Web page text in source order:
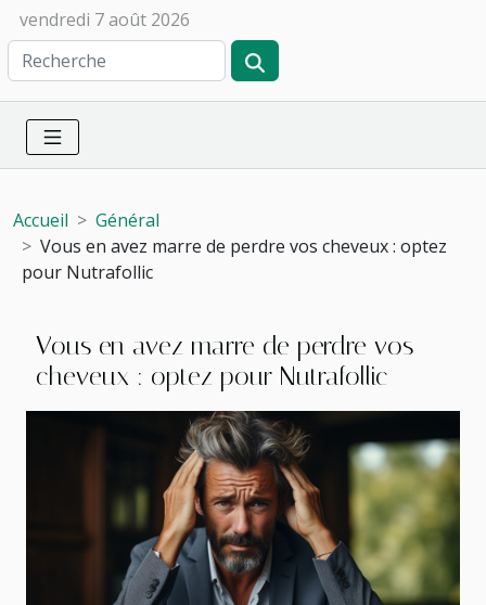
vendredi 7 août 2026
Accueil
Général
Vous en avez marre de perdre vos cheveux : optez
pour Nutrafollic
Vous en avez marre de perdre vos
cheveux : optez pour Nutrafollic